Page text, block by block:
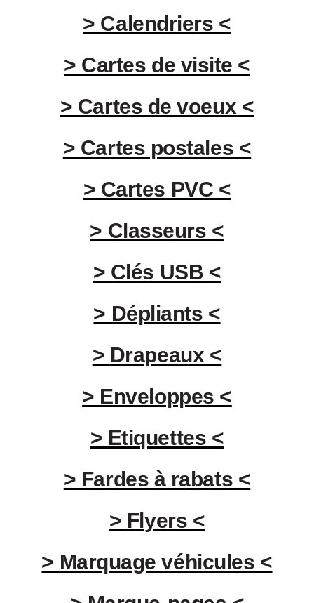
> Calendriers <
> Cartes de visite <
> Cartes de voeux <
> Cartes postales <
> Cartes PVC <
> Classeurs <
> Clés USB <
> Dépliants <
> Drapeaux <
> Enveloppes <
> Etiquettes <
> Fardes à rabats <
> Flyers <
> Marquage véhicules <